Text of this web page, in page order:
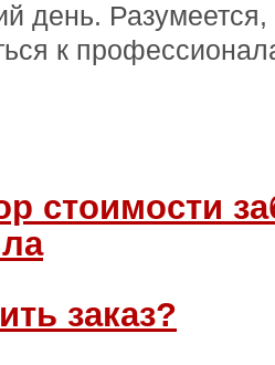
день.
к
стоимости
заказ?